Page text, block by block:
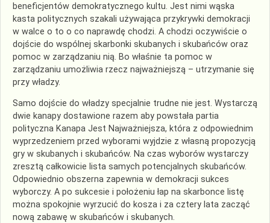
beneficjentów demokratycznego kultu. Jest nimi wąska
kasta politycznych szakali używająca przykrywki demokracji
w walce o to o co naprawdę chodzi. A chodzi oczywiście o
dojście do wspólnej skarbonki skubanych i skubańców oraz
pomoc w zarządzaniu nią. Bo właśnie ta pomoc w
zarządzaniu umożliwia rzecz najważniejszą – utrzymanie się
przy władzy.
Samo dojście do władzy specjalnie trudne nie jest. Wystarczą
dwie kanapy dostawione razem aby powstała partia
polityczna Kanapa Jest Najważniejsza, która z odpowiednim
wyprzedzeniem przed wyborami wyjdzie z własną propozycją
gry w skubanych i skubańców. Na czas wyborów wystarczy
zresztą całkowicie lista samych potencjalnych skubańców.
Odpowiednio obszerna zapewnia w demokracji sukces
wyborczy. A po sukcesie i położeniu łap na skarbonce listę
można spokojnie wyrzucić do kosza i za cztery lata zacząć
nową zabawę w skubańców i skubanych.